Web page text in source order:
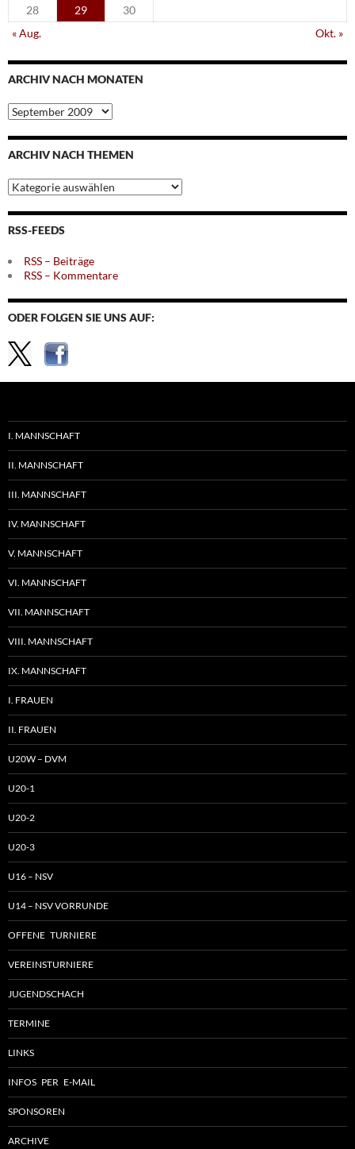
28
29
30
« Aug.
Okt. »
ARCHIV NACH MONATEN
Archiv
nach
Monaten
ARCHIV NACH THEMEN
Archiv
nach
Themen
RSS-FEEDS
RSS – Beiträge
RSS – Kommentare
ODER FOLGEN SIE UNS AUF:
I. MANNSCHAFT
II. MANNSCHAFT
III. MANNSCHAFT
IV. MANNSCHAFT
V. MANNSCHAFT
VI. MANNSCHAFT
VII. MANNSCHAFT
VIII. MANNSCHAFT
IX. MANNSCHAFT
I. FRAUEN
II. FRAUEN
U20W – DVM
U20-1
U20-2
U20-3
U16 – NSV
U14 – NSV VORRUNDE
OFFENE TURNIERE
VEREINSTURNIERE
JUGENDSCHACH
TERMINE
LINKS
INFOS PER E-MAIL
SPONSOREN
ARCHIVE